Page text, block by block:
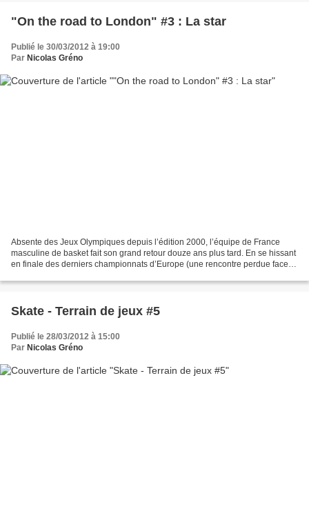
"On the road to London" #3 : La star
Publié le 30/03/2012 à 19:00
Par Nicolas Gréno
Absente des Jeux Olympiques depuis l’édition 2000, l’équipe de France
masculine de basket fait son grand retour douze ans plus tard. En se hissant
en finale des derniers championnats d’Europe (une rencontre perdue face
Skate - Terrain de jeux #5
Publié le 28/03/2012 à 15:00
Par Nicolas Gréno